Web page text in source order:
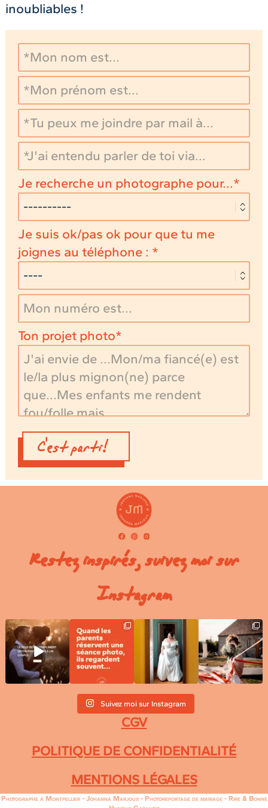
inoubliables !
Je recherche un photographe pour...
Je suis ok/pas ok pour que tu me
joignes au téléphone :
Ton projet photo
C'est parti!
Restez inspirés, suivez moi sur
Instagram
Suivez moi sur Instagram
CGV
POLITIQUE DE CONFIDENTIALITÉ
MENTIONS LÉGALES
Photographe à Montpellier - Johanna Marjoux - Photoreportage de mariage - Rire & Bonne